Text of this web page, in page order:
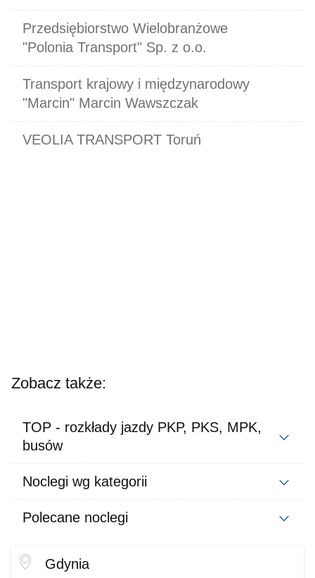
Przedsiębiorstwo Wielobranżowe
"Polonia Transport" Sp. z o.o.
Transport krajowy i międzynarodowy
"Marcin" Marcin Wawszczak
VEOLIA TRANSPORT Toruń
Zobacz także:
TOP - rozkłady jazdy PKP, PKS, MPK,
busów
Noclegi wg kategorii
Polecane noclegi
Gdynia